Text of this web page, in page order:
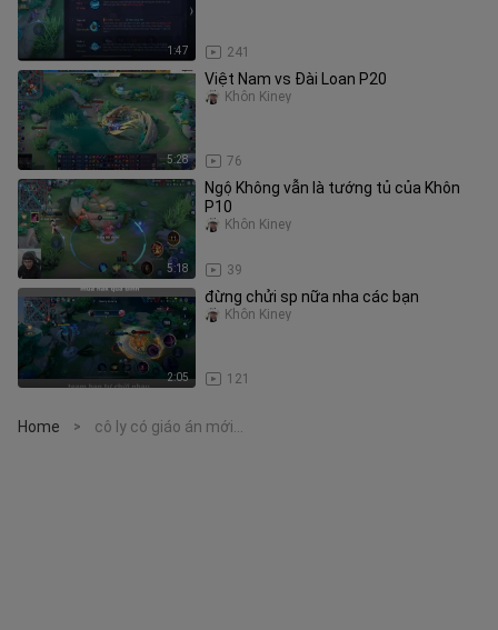
1:47 241
5:28
Việt Nam vs Đài Loan P20
76
Khôn Kiney
5:18
Ngộ Không vẫn là tướng tủ của Khôn
P10
39
Khôn Kiney
2:05
đừng chửi sp nữa nha các bạn
121
Khôn Kiney
Home > cô ly có giáo án mới...